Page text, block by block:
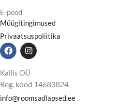
E-pood
Müügitingimused
Privaatsuspoliitika
F
a
c
e
b
o
o
k
I
n
s
t
a
g
r
a
Kallis OÜ
Reg. kood 14683824
info@roomsadlapsed.ee